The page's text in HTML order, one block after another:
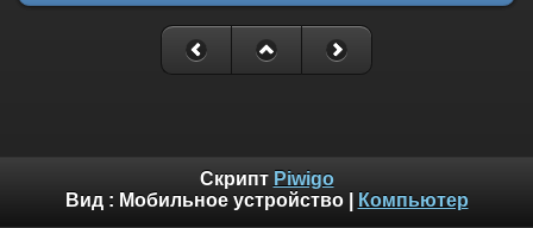
Скрипт Piwigo
Вид : Мобильное устройство| Компьютер